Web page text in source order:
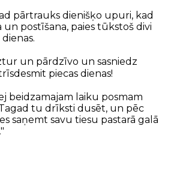
pārtrauks dienišķo upuri, kad
un postīšana, paies tūkstoš divi
un pārdzīvo un sasniedz
piecas dienas!
beidzamajam laiku posmam
tu drīksti dusēt, un pēc
saņemt savu tiesu pastarā galā